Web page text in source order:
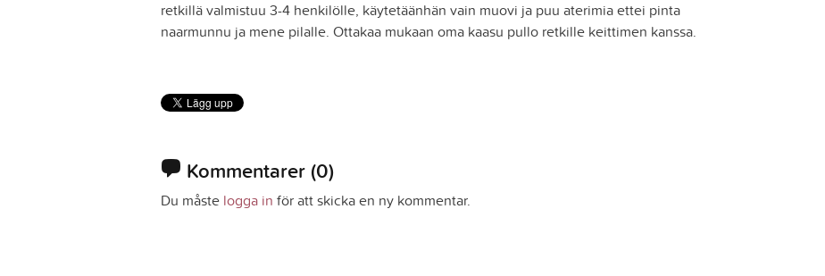
retkillä valmistuu 3-4 henkilölle, käytetäänhän vain muovi ja puu aterimia ettei pinta
naarmunnu ja mene pilalle. Ottakaa mukaan oma kaasu pullo retkille keittimen kanssa.
Kommentarer (0)
Du måste logga in för att skicka en ny kommentar.